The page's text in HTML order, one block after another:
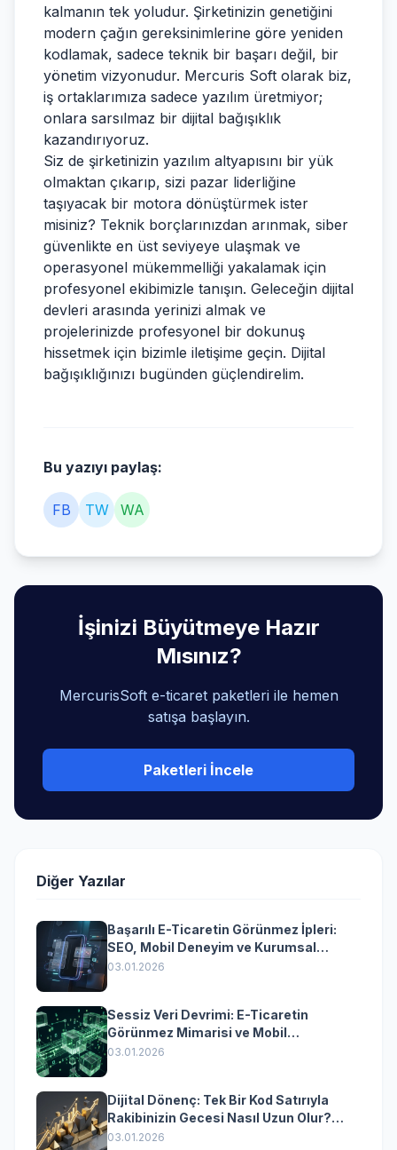
kalmanın tek yoludur. Şirketinizin genetiğini
modern çağın gereksinimlerine göre yeniden
kodlamak, sadece teknik bir başarı değil, bir
yönetim vizyonudur. Mercuris Soft olarak biz,
iş ortaklarımıza sadece yazılım üretmiyor;
onlara sarsılmaz bir dijital bağışıklık
kazandırıyoruz.
Siz de şirketinizin yazılım altyapısını bir yük
olmaktan çıkarıp, sizi pazar liderliğine
taşıyacak bir motora dönüştürmek ister
misiniz? Teknik borçlarınızdan arınmak, siber
güvenlikte en üst seviyeye ulaşmak ve
operasyonel mükemmelliği yakalamak için
profesyonel ekibimizle tanışın. Geleceğin dijital
devleri arasında yerinizi almak ve
projelerinizde profesyonel bir dokunuş
hissetmek için bizimle iletişime geçin. Dijital
bağışıklığınızı bugünden güçlendirelim.
Bu yazıyı paylaş:
FB TW WA
İşinizi Büyütmeye Hazır
Mısınız?
MercurisSoft e-ticaret paketleri ile hemen
satışa başlayın.
Paketleri İncele
Diğer Yazılar
Başarılı E-Ticaretin Görünmez İpleri:
SEO, Mobil Deneyim ve Kurumsal
Yazılımın Kazandıran Senkronizasyonu
03.01.2026
Sessiz Veri Devrimi: E-Ticaretin
Görünmez Mimarisi ve Mobil
Dönüşümün Kurumsal Anahtarı
03.01.2026
Dijital Dönenç: Tek Bir Kod Satırıyla
Rakibinizin Gecesi Nasıl Uzun Olur?
(Kurumsal Yazılımın Güçlü Rolü)
03.01.2026